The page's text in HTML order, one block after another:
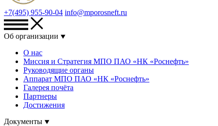
+7(495) 955-90-04 info@mporosneft.ru
Об организации
О нас
Миссия и Стратегия МПО ПАО «НК «Роснефть»
Руководящие органы
Аппарат МПО ПАО «НК «Роснефть»
Галерея почёта
Партнеры
Достижения
Документы